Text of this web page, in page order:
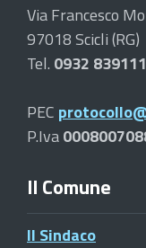
Via Francesco
97018 Scicli (RG)
Tel. 0932 839111
PEC
P.Iva
Il Comune
Il Sindaco